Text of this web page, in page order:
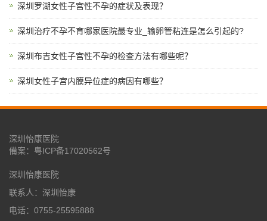
深圳罗湖女性子宫性不孕的症状及表现？
深圳治疗不孕不育哪家医院最专业_输卵管粘连是怎么引起的?
深圳布吉女性子宫性不孕的检查方法有哪些呢？
深圳女性子宫内膜异位症的病因有哪些？
深圳怡康医院
備案： 粤ICP备17020562号
深圳怡康医院
联系人：深圳怡康
电话：0755-25595888